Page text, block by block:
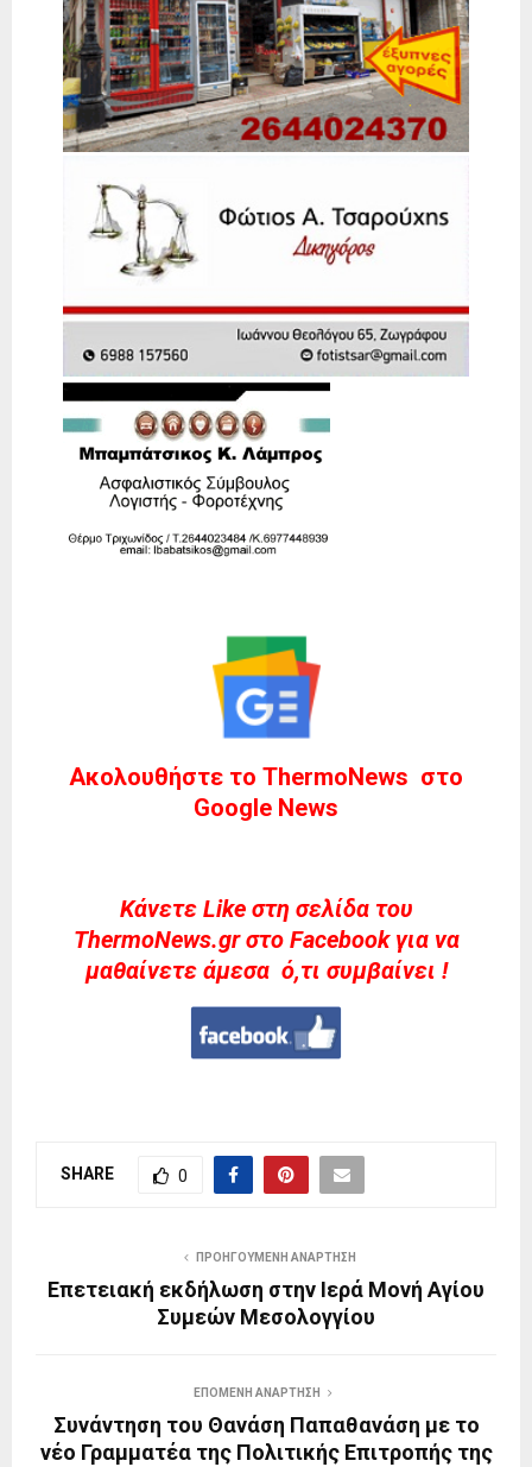
Ακολουθήστε το ThermoNews στο
Google News
Kάνετε Like στη σελίδα του
ThermoNews.gr στο Facebook για να
μαθαίνετε άμεσα ό,τι συμβαίνει !
SHARE 0
ΠΡΟΗΓΟΎΜΕΝΗ ΑΝΆΡΤΗΣΗ
Επετειακή εκδήλωση στην Ιερά Μονή Αγίου
Συμεών Μεσολογγίου
ΕΠΌΜΕΝΗ ΑΝΆΡΤΗΣΗ
Συνάντηση του Θανάση Παπαθανάση με το
νέο Γραμματέα της Πολιτικής Επιτροπής της